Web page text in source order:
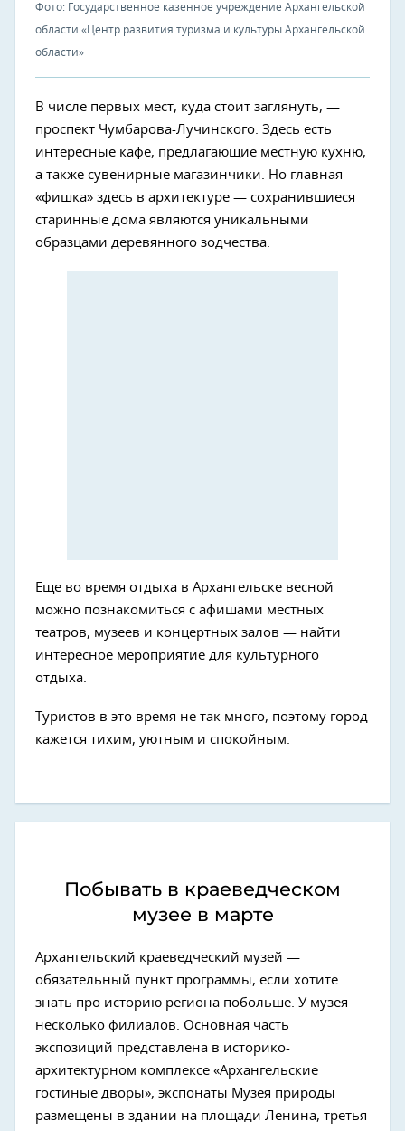
Фото: Государственное казенное учреждение Архангельской
области «Центр развития туризма и культуры Архангельской
области»
В числе первых мест, куда стоит заглянуть, —
проспект Чумбарова-Лучинского. Здесь есть
интересные кафе, предлагающие местную кухню,
а также сувенирные магазинчики. Но главная
«фишка» здесь в архитектуре — сохранившиеся
старинные дома являются уникальными
образцами деревянного зодчества.
Еще во время отдыха в Архангельске весной
можно познакомиться с афишами местных
театров, музеев и концертных залов — найти
интересное мероприятие для культурного
отдыха.
Туристов в это время не так много, поэтому город
кажется тихим, уютным и спокойным.
Побывать в краеведческом
музее в марте
Архангельский краеведческий музей —
обязательный пункт программы, если хотите
знать про историю региона побольше. У музея
несколько филиалов. Основная часть
экспозиций представлена в историко-
архитектурном комплексе «Архангельские
гостиные дворы», экспонаты Музея природы
размещены в здании на площади Ленина, третья